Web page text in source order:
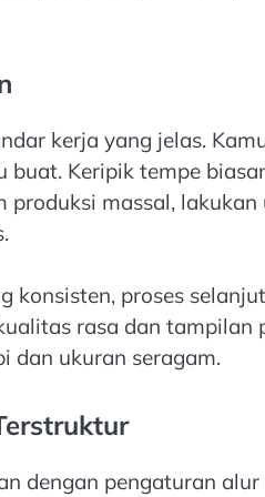
kerja yang jelas.
buat. Keripik tempe
produksi massal,
konsisten, proses
rasa dan tampilan
dan ukuran seragam.
dengan pengaturan